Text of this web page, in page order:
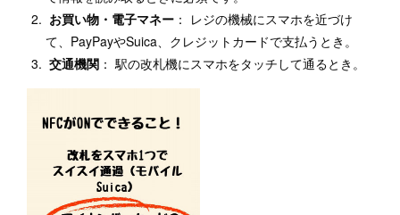
お買い物・電子マネー ： レジの機械にスマホを近づけ
て、PayPayやSuica、クレジットカードで支払うとき。
交通機関 ： 駅の改札機にスマホをタッチして通るとき。